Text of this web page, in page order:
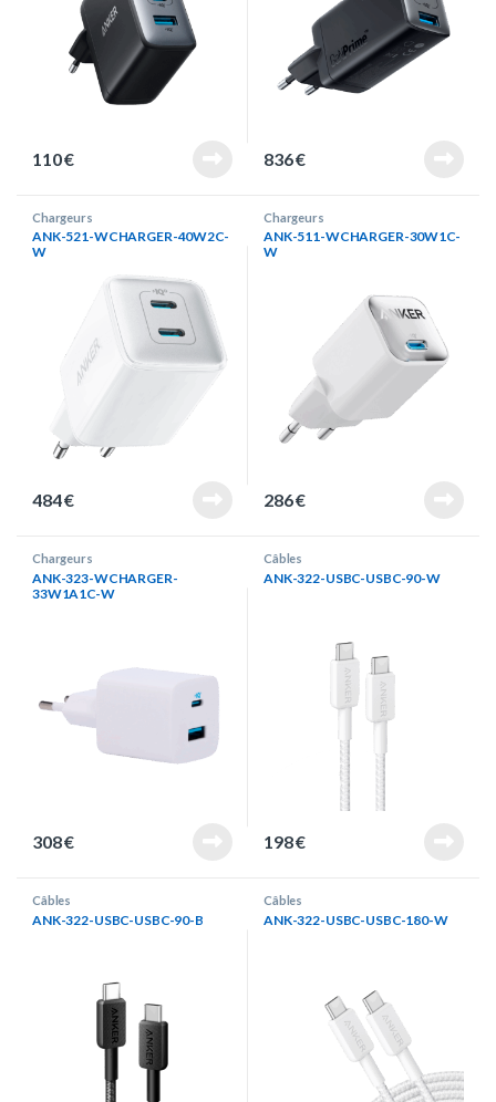
110€ 836€
Chargeurs
ANK-521-WCHARGER-40W2C-
W
484€
Chargeurs
ANK-511-WCHARGER-30W1C-
W
286€
Chargeurs
ANK-323-WCHARGER-
33W1A1C-W
308€
Câbles
ANK-322-USBC-USBC-90-W
198€
Câbles
ANK-322-USBC-USBC-90-B
Câbles
ANK-322-USBC-USBC-180-W